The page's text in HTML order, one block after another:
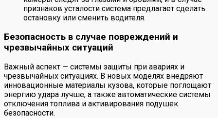
признаков усталости система предлагает сделать
остановку или сменить водителя.
Безопасность в случае повреждений и
чрезвычайных ситуаций
Важный аспект — системы защиты при авариях и
чрезвычайных ситуациях. В новых моделях внедряют
инновационные материалы кузова, которые поглощают
энергию удара лучше, а также автоматические системы
отключения топлива и активирования подушек
безопасности.